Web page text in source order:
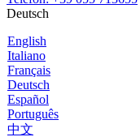
Deutsch
English
Italiano
Français
Deutsch
Español
Português
中文